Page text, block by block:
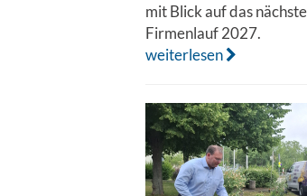
mit Blick auf das
Firmenlauf 2027.
weiterlesen